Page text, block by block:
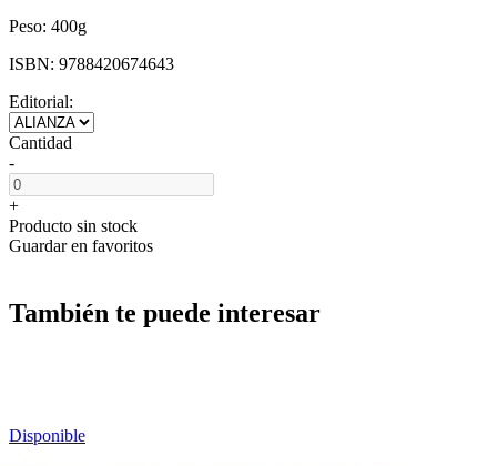
Peso: 400g
ISBN: 9788420674643
Editorial:
Cantidad
-
+
Producto sin stock
Guardar en favoritos
También te puede interesar
Disponible